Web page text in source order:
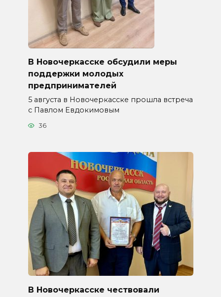
В Новочеркасске обсудили меры
поддержки молодых
предпринимателей
5 августа в Новочеркасске прошла встреча
с Павлом Евдокимовым
36
В Новочеркасске чествовали